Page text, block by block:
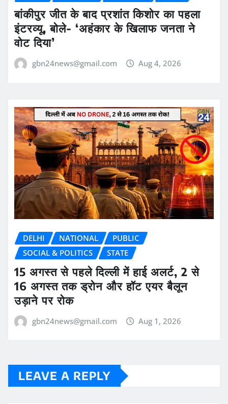
बांकीपुर जीत के बाद प्रशांत किशोर का पहला
इंटरव्यू, बोले- ‘अहंकार के खिलाफ जनता ने
वोट दिया’
gbn24news@gmail.com Aug 4, 2026
DELHI NATIONAL
PUBLIC
SOCIAL & POLITICS
STATE
15 अगस्त से पहले दिल्ली में हाई अलर्ट, 2 से
16 अगस्त तक ड्रोन और हॉट एयर बैलून
उड़ाने पर रोक
gbn24news@gmail.com Aug 1, 2026
LEAVE A REPLY